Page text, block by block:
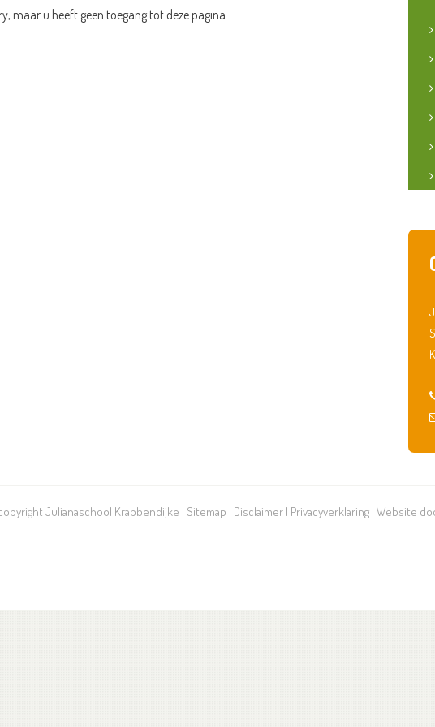
maar u heeft geen toegang tot deze pagina.
Julianaschool Krabbendijke | Sitemap | Disclaimer | Privacyverklaring | Website